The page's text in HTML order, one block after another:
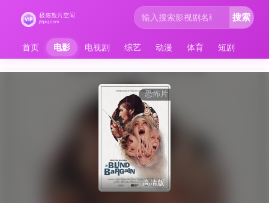
首页 电影 电视剧 综艺 动漫 体育 短剧
搜索
恐怖片
高清版